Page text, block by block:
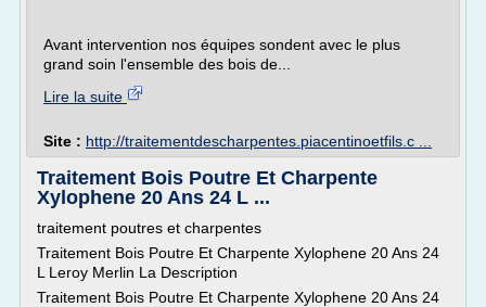
Avant intervention nos équipes sondent avec le plus
grand soin l'ensemble des bois de...
Lire la suite
Site : http://traitementdescharpentes.piacentinoetfils.c ...
Traitement Bois Poutre Et Charpente
Xylophene 20 Ans 24 L ...
traitement poutres et charpentes
Traitement Bois Poutre Et Charpente Xylophene 20 Ans 24
L Leroy Merlin La Description
Traitement Bois Poutre Et Charpente Xylophene 20 Ans 24